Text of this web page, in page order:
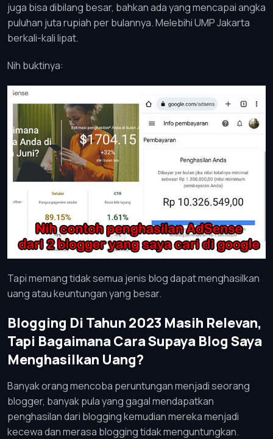
juga bisa dibilang besar, bahkan ada yang mencapai angka
puluhan juta rupiah per bulannya. Melebihi UMP Jakarta
berkali-kali lipat.
Nih buktinya:
Tapi memang tidak semua jenis blog dapat menghasilkan
uang atau keuntungan yang besar.
Blogging Di Tahun 2023 Masih Relevan,
Tapi Bagaimana Cara Supaya Blog Saya
Menghasilkan Uang?
Banyak orang mencoba peruntungan menjadi seorang
blogger, banyak pula yang gagal mendapatkan
penghasilan dari blogging kemudian mereka menjadi
kecewa dan merasa blogging tidak menguntungkan.